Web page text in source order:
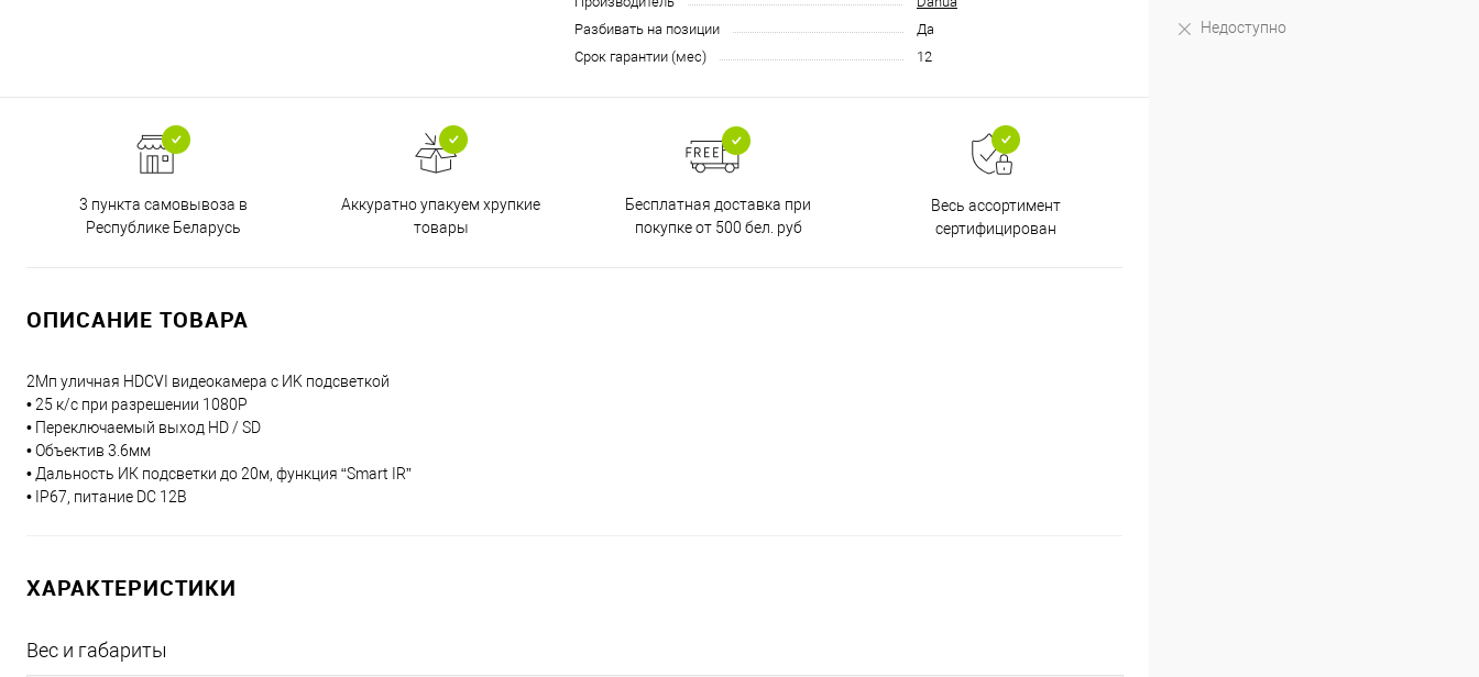
Разбивать на позиции
Да
Срок гарантии (мес)
12
3 пункта самовывоза в
Республике Беларусь
Аккуратно упакуем хрупкие
товары
Бесплатная доставка при
покупке от 500 бел. руб
Весь ассортимент
сертифицирован
ОПИСАНИЕ ТОВАРА
2Мп уличная HDCVI видеокамера с ИK подсветкой
• 25 к/с при разрешении 1080P
• Переключаемый выход HD / SD
• Объектив 3.6мм
• Дальность ИК подсветки до 20м, функция “Smart IR”
• IP67, питание DC 12В
ХАРАКТЕРИСТИКИ
Вес и габариты
Недоступно